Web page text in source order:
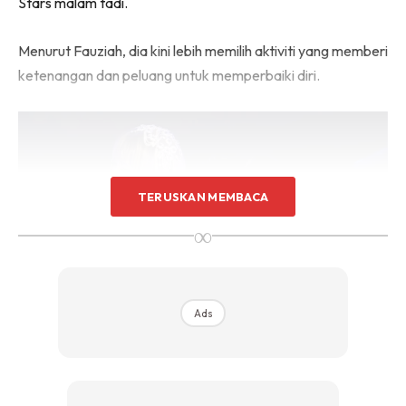
Menurut Fauziah, dia kini lebih memilih aktiviti yang memberi
ketenangan dan peluang untuk memperbaiki diri.
TERUSKAN MEMBACA
∞
Ads